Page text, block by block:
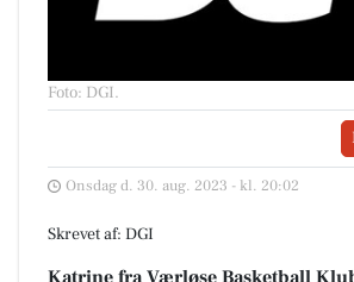
Foto: DGI.
Onsdag d. 30. aug. 2023 - kl. 20:02
Skrevet af: DGI